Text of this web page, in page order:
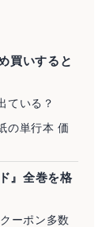
買いすると
ている？
の単行本 価
』全巻を格
ーポン多数